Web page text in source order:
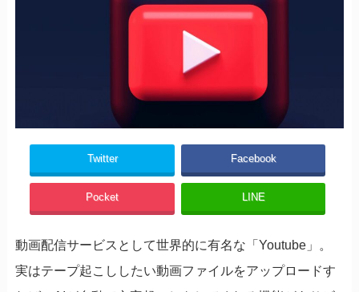
Twitter Facebook
Pocket LINE
動画配信サービスとして世界的に有名な「Youtube」。
実はテープ起こししたい動画ファイルをアップロードす